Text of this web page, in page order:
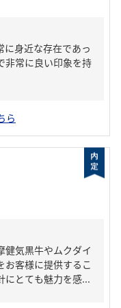
身近な存在であっ
非常に良い印象を持
ら
健気黒牛やムクダイ
お客様に提供するこ
にとても魅力を感...